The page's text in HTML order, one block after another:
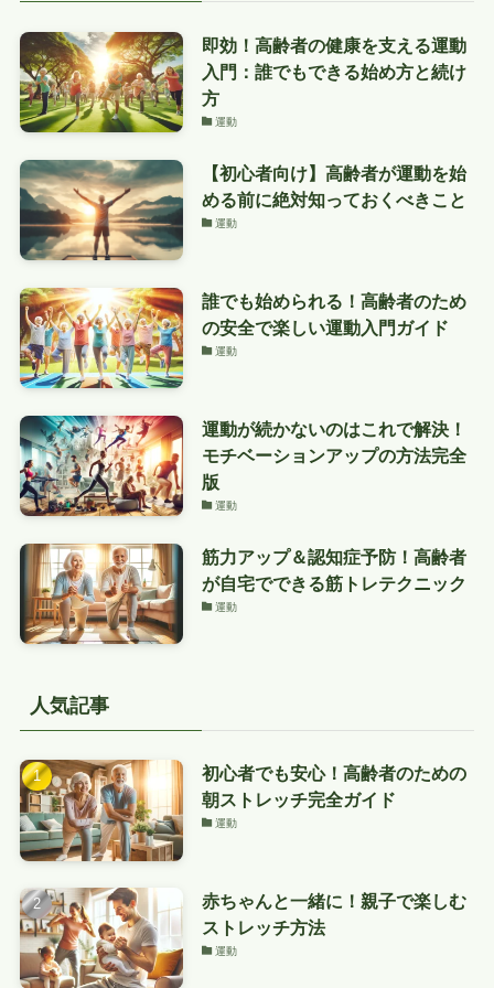
即効！高齢者の健康を支える運動
入門：誰でもできる始め方と続け
方
運動
【初心者向け】高齢者が運動を始
める前に絶対知っておくべきこと
運動
誰でも始められる！高齢者のため
の安全で楽しい運動入門ガイド
運動
運動が続かないのはこれで解決！
モチベーションアップの方法完全
版
運動
筋力アップ＆認知症予防！高齢者
が自宅でできる筋トレテクニック
運動
人気記事
初心者でも安心！高齢者のための
朝ストレッチ完全ガイド
運動
赤ちゃんと一緒に！親子で楽しむ
ストレッチ方法
運動